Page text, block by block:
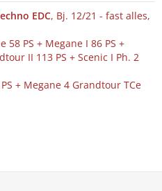
EDC, Bj. 12/21 - fast alles,
58 PS + Megane I 86 PS +
II 113 PS + Scenic I Ph. 2
+ Megane 4 Grandtour TCe